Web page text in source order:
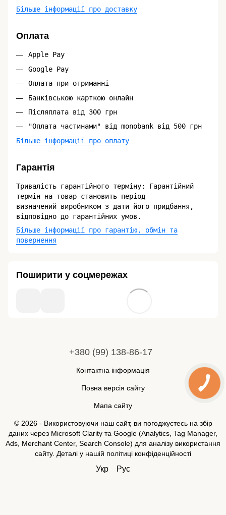
Більше інформації про доставку
Оплата
Apple Pay
Google Pay
Оплата при отриманні
Банківською карткою онлайн
Післяплата від 300 грн
"Оплата частинами" від monobank від 500 грн
Більше інформації про оплату
Гарантія
Тривалість гарантійного терміну: Гарантійний
термін на товар становить період
визначений виробником з дати його придбання,
відповідно до гарантійних умов.
Більше інформації про гарантію, обмін та
повернення
Поширити у соцмережах
+380 (99) 138-86-17
Контактна інформація
Повна версія сайту
Мапа сайту
© 2026 - Використовуючи наш сайт, ви погоджуєтесь на збір
даних через Microsoft Clarity та Google (Analytics, Tag Manager,
Ads, Merchant Center, Search Console) для аналізу використання
сайту. Деталі у нашій політиці конфіденційності
Укр Рус